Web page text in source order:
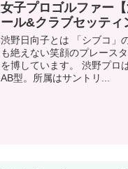
女子プロゴルファー
ール&クラブセッティ
渋野日向子とは 「シブコ」
も絶えない笑顔のプレース
を博しています。 渋野プロ
AB型。所属はサントリ...